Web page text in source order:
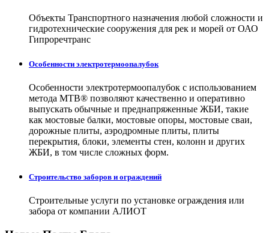
Объекты Транспортного назначения любой сложности и
гидротехнические сооружения для рек и морей от ОАО
Гипроречтранс
Особенности электротермоопалубок
Особенности электротермоопалубок с использованием
метода МТВ® позволяют качественно и оперативно
выпускать обычные и преднапряженные ЖБИ, такие
как мостовые балки, мостовые опоры, мостовые сваи,
дорожные плиты, аэродромные плиты, плиты
перекрытия, блоки, элементы стен, колонн и других
ЖБИ, в том числе сложных форм.
Строительство заборов и ограждений
Строительные услуги по установке ограждения или
забора от компании АЛИОТ